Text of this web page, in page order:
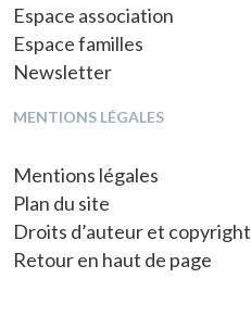
Espace association
Espace familles
Newsletter
MENTIONS LÉGALES
Mentions légales
Plan du site
Droits d’auteur et copyright
Retour en haut de page